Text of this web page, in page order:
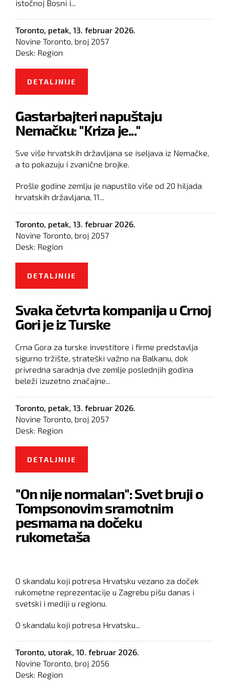
istočnoj Bosni i...
Toronto, petak, 13. februar 2026.
Novine Toronto, broj 2057
Desk: Region
DETALJNIJE
SREBRA NA SAMO 6 METARA
DUBINE
Gastarbajteri napuštaju
Nemačku: "Kriza je..."
Sve više hrvatskih državljana se iseljava iz Nemačke,
a to pokazuju i zvanične brojke.
Prošle godine zemlju je napustilo više od 20 hiljada
hrvatskih državljana, 11...
Toronto, petak, 13. februar 2026.
Novine Toronto, broj 2057
Desk: Region
DETALJNIJE
Svaka četvrta kompanija u Crnoj
Gori je iz Turske
Crna Gora za turske investitore i firme predstavlja
sigurno tržište, strateški važno na Balkanu, dok
privredna saradnja dve zemlje poslednjih godina
beleži izuzetno značajne...
Toronto, petak, 13. februar 2026.
Novine Toronto, broj 2057
Desk: Region
DETALJNIJE
"On nije normalan": Svet bruji o
Tompsonovim sramotnim
pesmama na dočeku
rukometaša
O skandalu koji potresa Hrvatsku vezano za doček
rukometne reprezentacije u Zagrebu pišu danas i
svetski i mediji u regionu.
O skandalu koji potresa Hrvatsku...
Toronto, utorak, 10. februar 2026.
Novine Toronto, broj 2056
Desk: Region